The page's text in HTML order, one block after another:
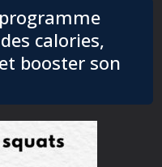
calories,
booster son